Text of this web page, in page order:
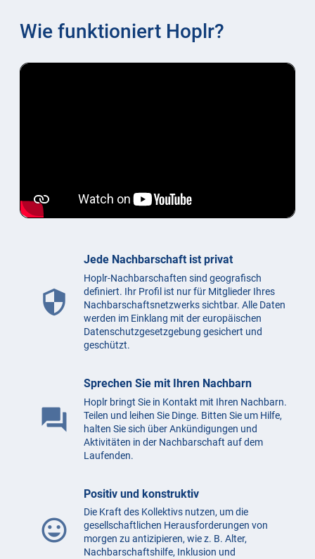
Wie funktioniert Hoplr?
security
Jede Nachbarschaft ist privat
Hoplr-Nachbarschaften sind geografisch
definiert. Ihr Profil ist nur für Mitglieder Ihres
Nachbarschaftsnetzwerks sichtbar. Alle Daten
werden im Einklang mit der europäischen
Datenschutzgesetzgebung gesichert und
geschützt.
question_answer
Sprechen Sie mit Ihren Nachbarn
Hoplr bringt Sie in Kontakt mit Ihren Nachbarn.
Teilen und leihen Sie Dinge. Bitten Sie um Hilfe,
halten Sie sich über Ankündigungen und
Aktivitäten in der Nachbarschaft auf dem
Laufenden.
mood
Positiv und konstruktiv
Die Kraft des Kollektivs nutzen, um die
gesellschaftlichen Herausforderungen von
morgen zu antizipieren, wie z. B. Alter,
Nachbarschaftshilfe, Inklusion und